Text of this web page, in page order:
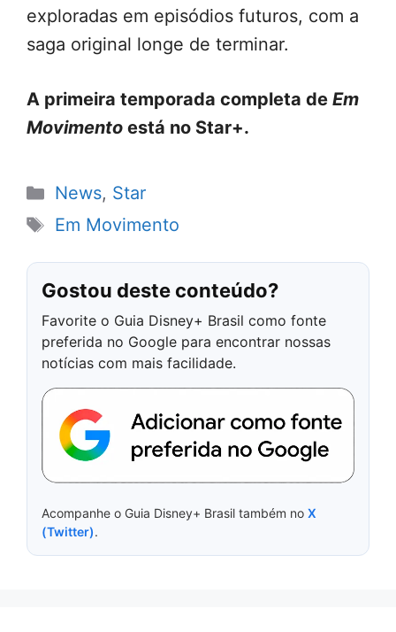
exploradas em episódios futuros, com a
saga original longe de terminar.
A primeira temporada completa de Em
Movimento está no Star+.
Categorias
News, Star
Tags
Em Movimento
Gostou deste conteúdo?
Favorite o Guia Disney+ Brasil como fonte
preferida no Google para encontrar nossas
notícias com mais facilidade.
Acompanhe o Guia Disney+ Brasil também no X
(Twitter).